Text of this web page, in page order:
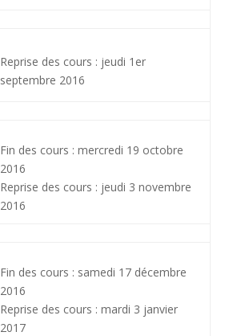
Reprise des cours : jeudi 1er
septembre 2016
Fin des cours : mercredi 19 octobre
2016
Reprise des cours : jeudi 3 novembre
2016
Fin des cours : samedi 17 décembre
2016
Reprise des cours : mardi 3 janvier
2017